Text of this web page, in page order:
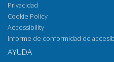
Privacidad
Cookie Policy
Accessibility
Informe de conformidad de
AYUDA